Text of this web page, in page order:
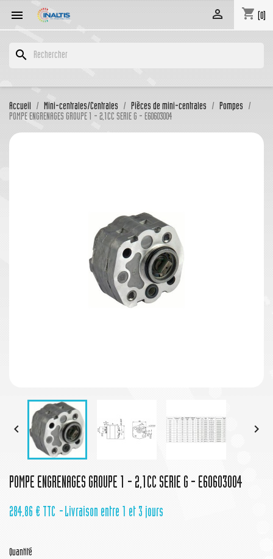
 shopping_cart (0)

search
Accueil Mini-centrales/Centrales Pièces de mini-centrales
Pompes
POMPE ENGRENAGES GROUPE 1 - 2,1CC SERIE G - E60603004
 
POMPE ENGRENAGES GROUPE 1 - 2,1CC SERIE G - E60603004
284,86 € TTC Livraison entre 1 et 3 jours
Quantité